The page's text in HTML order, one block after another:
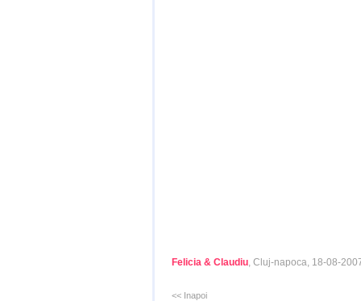
Felicia & Claudiu, Cluj-napoca, 18-08-
<< Inapoi